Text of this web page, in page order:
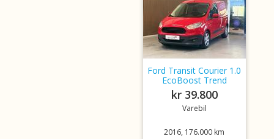
Ford Transit Courier 1.0
EcoBoost Trend
kr 39.800
Varebil
2016, 176.000 km